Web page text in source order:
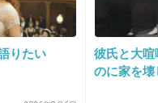
を選ぶだけだったけど
変だね(笑)
りたい
彼氏と大
のに家を